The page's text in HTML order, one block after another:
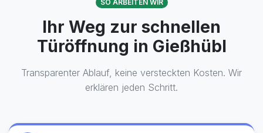
SO ARBEITEN WIR
Ihr Weg zur schnellen
Türöffnung in Gießhübl
Transparenter Ablauf, keine versteckten Kosten. Wir
erklären jeden Schritt.